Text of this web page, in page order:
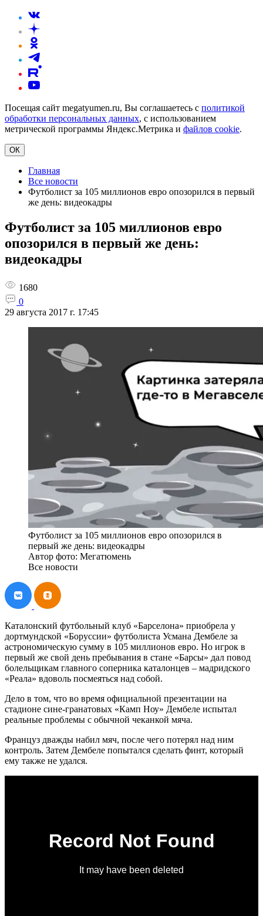
Посещая сайт megatyumen.ru, Вы соглашаетесь с политикой
обработки персональных данных, с использованием
метрической программы Яндекс.Метрика и файлов cookie.
ОК
Главная
Все новости
Футболист за 105 миллионов евро опозорился в первый
же день: видеокадры
Футболист за 105 миллионов евро
опозорился в первый же день:
видеокадры
1680
0
29 августа 2017 г. 17:45
Футболист за 105 миллионов евро опозорился в
первый же день: видеокадры
Автор фото: Мегатюмень
Все новости
Каталонский футбольный клуб «Барселона» приобрела у
дортмундской «Боруссии» футболиста Усмана Дембеле за
астрономическую сумму в 105 миллионов евро. Но игрок в
первый же свой день пребывания в стане «Барсы» дал повод
болельщикам главного соперника каталонцев – мадридского
«Реала» вдоволь посмеяться над собой.
Дело в том, что во время официальной презентации на
стадионе сине-гранатовых «Камп Ноу» Дембеле испытал
реальные проблемы с обычной чеканкой мяча.
Француз дважды набил мяч, после чего потерял над ним
контроль. Затем Дембеле попытался сделать финт, который
ему также не удался.